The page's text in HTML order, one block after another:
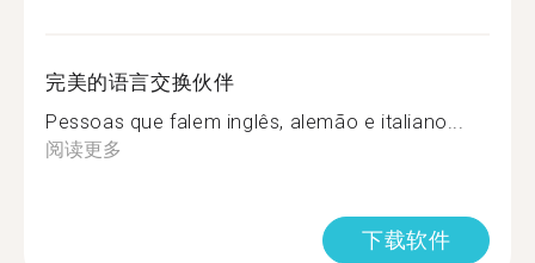
完美的语言交换伙伴
Pessoas que falem inglês, alemão e italiano...
阅读更多
下载软件